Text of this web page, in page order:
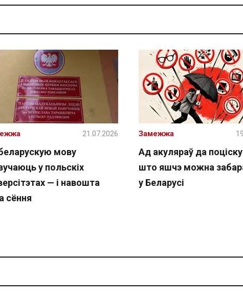
мову
у польскіх
— і навошта
сёння
21.07.2026
Ад акуляраў да поціску
што яшчэ можна
у Беларусі
Замежжа